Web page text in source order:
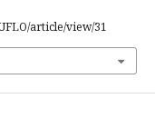
article/view/31